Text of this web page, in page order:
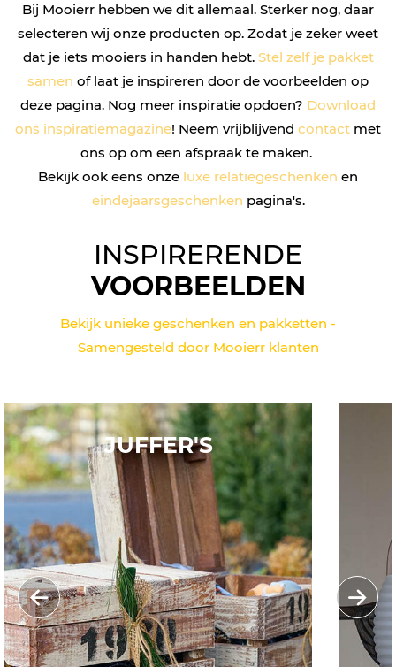
Bij Mooierr hebben we dit allemaal. Sterker nog, daar
selecteren wij onze producten op. Zodat je zeker weet
dat je iets mooiers in handen hebt. Stel zelf je pakket
samen of laat je inspireren door de voorbeelden op
deze pagina. Nog meer inspiratie opdoen? Download
ons inspiratiemagazine! Neem vrijblijvend contact met
ons op om een afspraak te maken.
Bekijk ook eens onze luxe relatiegeschenken en
eindejaarsgeschenken pagina's.
INSPIRERENDE
VOORBEELDEN
Bekijk unieke geschenken en pakketten -
Samengesteld door Mooierr klanten
JUFFER'S